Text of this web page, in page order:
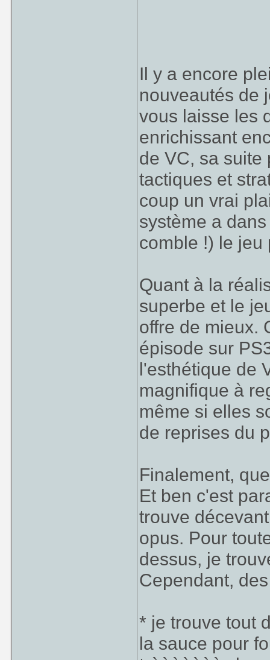
Il y a encore
nouveautés de
vous laisse les
enrichissant
de VC, sa suite
tactiques et
coup un vrai
système a
comble !) le jeu
Quant à la
superbe et le
offre de mieux.
épisode sur
l'esthétique de
magnifique à
même si elles
de reprises du
Finalement,
Et ben c'est
trouve
opus. Pour
dessus, je
Cependant,
* je trouve tout
la sauce pour